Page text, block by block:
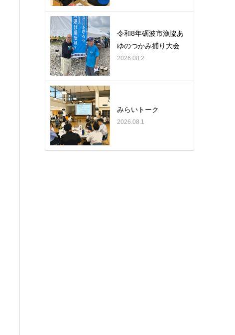
令和8年砺波市漁協あ
ゆのつかみ捕り大会
2026.08.2
みらいトーク
2026.08.1